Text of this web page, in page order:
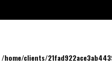
/home/clients/